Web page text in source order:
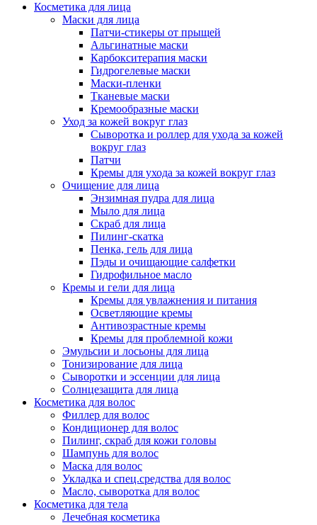
Косметика для лица
Маски для лица
Патчи-стикеры от прыщей
Альгинатные маски
Карбокситерапия маски
Гидрогелевые маски
Маски-пленки
Тканевые маски
Кремообразные маски
Уход за кожей вокруг глаз
Сыворотка и роллер для ухода за кожей
вокруг глаз
Патчи
Кремы для ухода за кожей вокруг глаз
Очищение для лица
Энзимная пудра для лица
Мыло для лица
Скраб для лица
Пилинг-скатка
Пенка, гель для лица
Пэды и очищающие салфетки
Гидрофильное масло
Кремы и гели для лица
Кремы для увлажнения и питания
Осветляющие кремы
Антивозрастные кремы
Кремы для проблемной кожи
Эмульсии и лосьоны для лица
Тонизирование для лица
Сыворотки и эссенции для лица
Солнцезащита для лица
Косметика для волос
Филлер для волос
Кондиционер для волос
Пилинг, скраб для кожи головы
Шампунь для волос
Маска для волос
Укладка и спец.средства для волос
Масло, сыворотка для волос
Косметика для тела
Лечебная косметика